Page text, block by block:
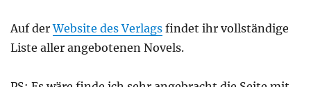
Auf derWebsite des Verlags findet ihr vollständige
Liste aller angebotenen Novels.